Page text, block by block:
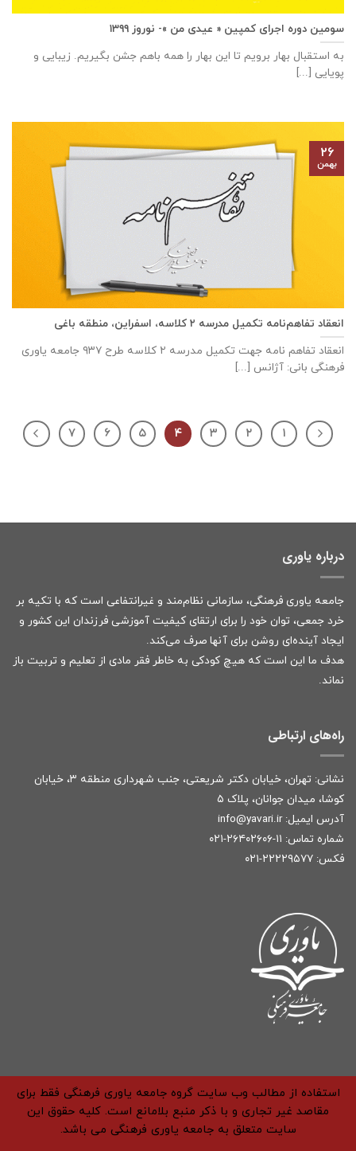
سومین دوره اجرای کمپین « عیدی من »- نوروز ۱۳۹۹
به استقبال بهار برویم تا این بهار را همه باهم جشن بگیریم. زیبایی و
پویایی [...]
انعقاد تفاهم‌نامه تكميل مدرسه ٢ كلاسه، اسفراين، منطقه باغی
انعقاد تفاهم نامه جهت تكميل مدرسه ٢ كلاسه طرح ۹۳۷ جامعه ياوری
فرهنگی بانی: آژانس [...]
۲۶
بهمن
۱ ۲ ۳ ۴ ۵ ۶ ۷
درباره یاوری
جامعه یاوری فرهنگی، سازمانی نظام‌مند و غیرانتفاعی است که با تکیه بر
خرد جمعی، توان خود را برای ارتقای کیفیت آموزشی فرزندان این کشور و
ایجاد آینده‌ای روشن برای آنها صرف می‌کند.
هدف ما این است که هیچ کودکی به خاطر فقر مادی از تعلیم و تربیت باز
نماند.
راه‌های ارتباطی
نشانی: تهران، خیابان دکتر شریعتی، جنب شهرداری منطقه ۳، خیابان
کوشا، میدان جوانان، پلاک ۵
آدرس ایمیل: info@yavari.ir
شماره تماس: ۱۱-۲۶۴۰۲۶۰۶-۰۲۱
فکس: ۲۲۲۲۹۵۷۷-۰۲۱
استفاده از مطالب وب سایت گروه جامعه یاوری فرهنگی فقط برای
مقاصد غیر تجاری و با ذکر منبع بلامانع است. کلیه حقوق این
سایت متعلق به جامعه یاوری فرهنگی می باشد.